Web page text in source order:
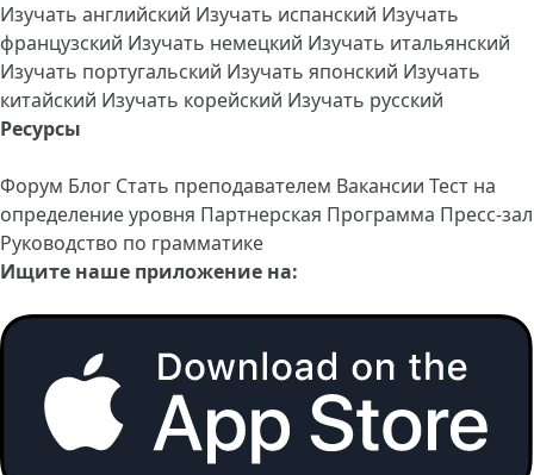
Изучать английский Изучать испанский Изучать
французский Изучать немецкий Изучать итальянский
Изучать португальский Изучать японский Изучать
китайский Изучать корейский Изучать русский
Ресурсы
Форум Блог Стать преподавателем Вакансии Тест на
определение уровня Партнерская Программа Пресс-зал
Руководство по грамматике
Ищите наше приложение на: